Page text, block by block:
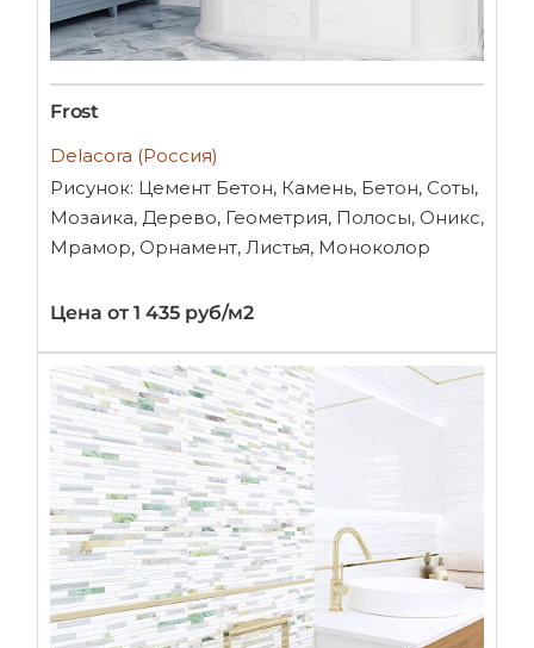
Frost
Delacora (Россия)
Рисунок: Цемент Бетон, Камень, Бетон, Соты,
Мозаика, Дерево, Геометрия, Полосы, Оникс,
Мрамор, Орнамент, Листья, Моноколор
Цена от 1 435 руб/м2